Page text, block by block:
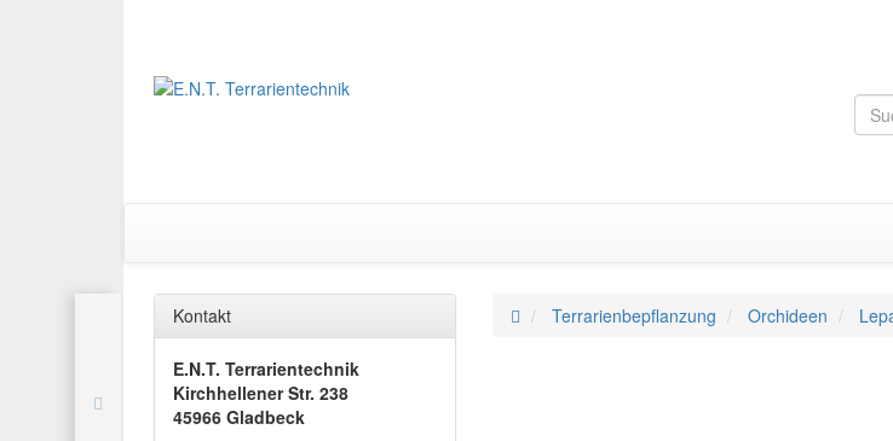
Terrarienbepflanzung Orchideen
Kontakt
E.N.T. Terrarientechnik
Kirchhellener Str. 238
45966 Gladbeck